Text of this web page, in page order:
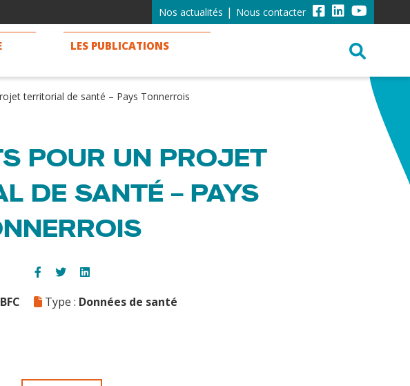
Nos actualités Nous contacter
LES PUBLICATIONS
territorial de santé – Pays Tonnerrois
POUR UN PROJET
DE SANTÉ – PAYS
Type : Données de santé